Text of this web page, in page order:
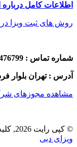
اطلاعات کامل درباره
روش های ثبت ویزا
شماره تماس : 88476799-021
آدرس : تهران بلوار
مشاهده مجوزهای
© کپی رایت 2026, کلیه حقوق محفوظ است |
ویزای دبی